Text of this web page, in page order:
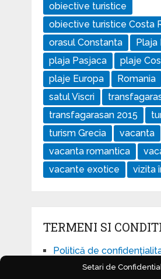
obiective turistice
obiective turistice Costa
orasul Constanta
plaja Pasjaca
plaje
plaje Europa
Romania
satul Viscri
transfagarasan 2015
turism Grecia
vacanta
vacanta romantica
vacante exotice
vizita
TERMENI SI
Politică de
Politică privind fișierele
Setari de